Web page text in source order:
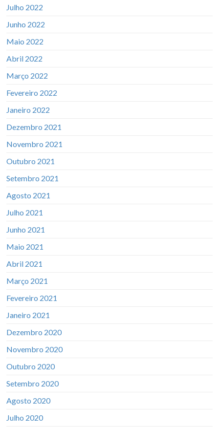
Julho 2022
Junho 2022
Maio 2022
Abril 2022
Março 2022
Fevereiro 2022
Janeiro 2022
Dezembro 2021
Novembro 2021
Outubro 2021
Setembro 2021
Agosto 2021
Julho 2021
Junho 2021
Maio 2021
Abril 2021
Março 2021
Fevereiro 2021
Janeiro 2021
Dezembro 2020
Novembro 2020
Outubro 2020
Setembro 2020
Agosto 2020
Julho 2020